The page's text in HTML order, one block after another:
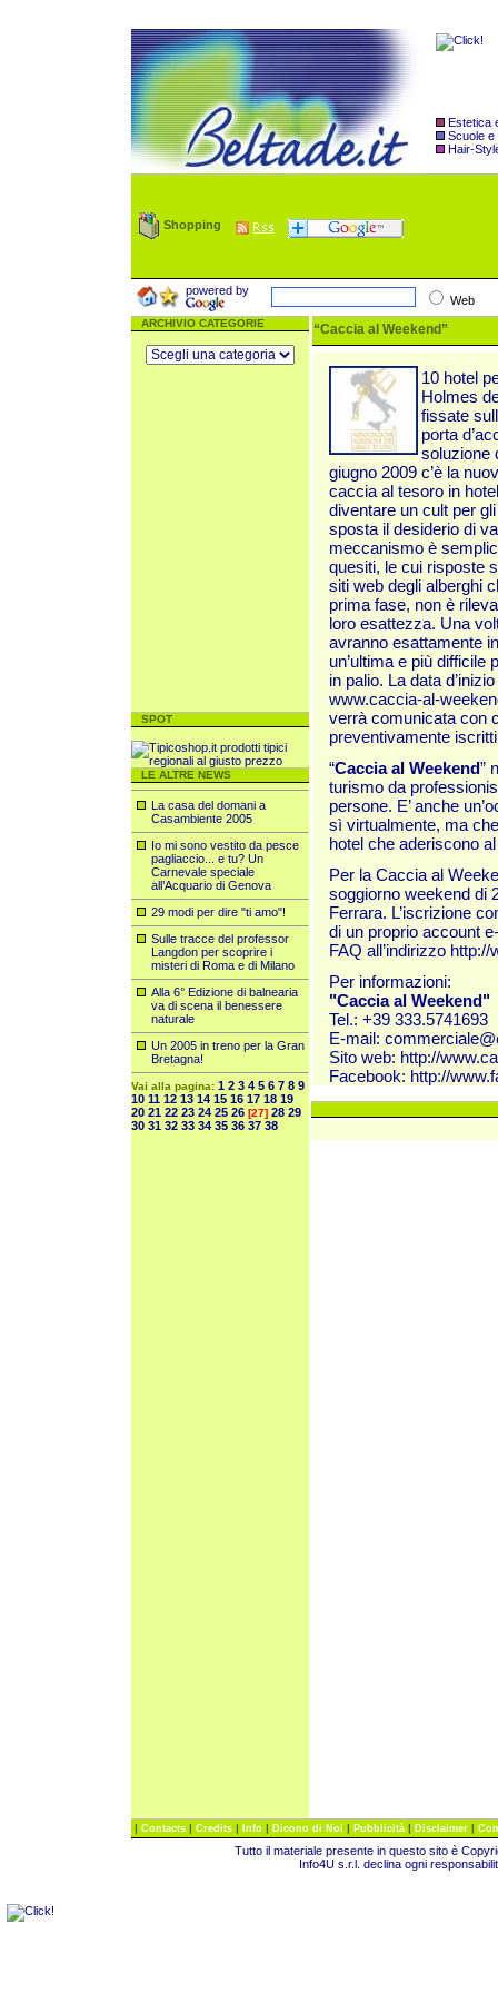
Estetica
Scuole e
Hair-
Shopping
powered by
Web
ARCHIVIO CATEGORIE
SPOT
LE ALTRE NEWS
La casa del domani a
Casambiente 2005
Io mi sono vestito da pesce
pagliaccio... e tu? Un
Carnevale speciale
all’Acquario di Genova
29 modi per dire "ti amo"!
Sulle tracce del professor
Langdon per scoprire i
misteri di Roma e di Milano
Alla 6° Edizione di balnearia
va di scena il benessere
naturale
Un 2005 in treno per la Gran
Bretagna!
Vai alla pagina: 1 2 3 4 5 6 7 8 9
10 11 12 13 14 15 16 17 18 19
20 21 22 23 24 25 26 [27] 28 29
30 31 32 33 34 35 36 37 38
“Caccia al Weekend”
10 hotel
Holmes
fissate
porta d’ac
soluzione
giugno 2009 c’è la
caccia al tesoro in
diventare un cult per
sposta il desiderio di
meccanismo è
quesiti, le cui risposte
siti web degli alberghi
prima fase, non è
loro esattezza. Una
avranno esattamente
un’ultima e più
in palio. La data
www.caccia-al-
verrà comunicata con
preventivamente
“Caccia al Weekend”
turismo da
persone. E’ anche
sì virtualmente, ma
hotel che aderiscono
Per la Caccia al
soggiorno weekend di
Ferrara. L’iscrizione
di un proprio account
FAQ all’indirizzo http://
Per informazioni:
"Caccia al Weekend"
Tel.: +39 333.5741693
E-mail:
Sito web: http://
Facebook: http://
| Contacts | Credits | Info | Dicono di Noi | Pubblicità | Disclaimer |
Tutto il materiale presente in questo sito è
Info4U s.r.l. declina ogni